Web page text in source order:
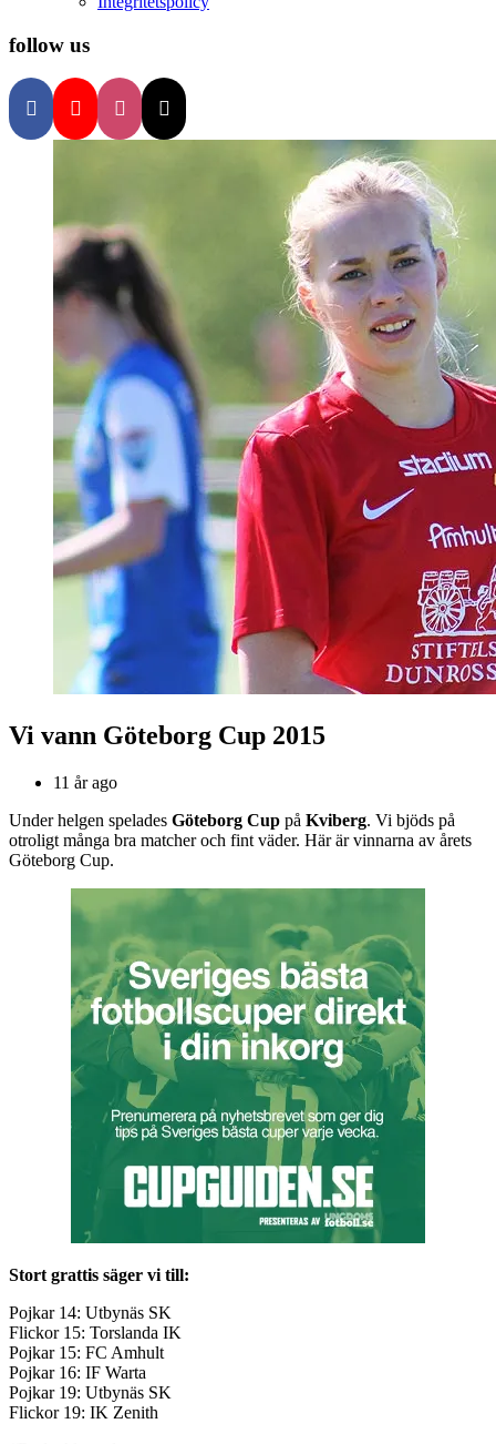
follow us
Vi vann Göteborg Cup 2015
11 år ago
Under helgen spelades Göteborg Cup på Kviberg. Vi bjöds på
otroligt många bra matcher och fint väder. Här är vinnarna av årets
Göteborg Cup.
Stort grattis säger vi till:
Pojkar 14: Utbynäs SK
Flickor 15: Torslanda IK
Pojkar 15: FC Amhult
Pojkar 16: IF Warta
Pojkar 19: Utbynäs SK
Flickor 19: IK Zenith